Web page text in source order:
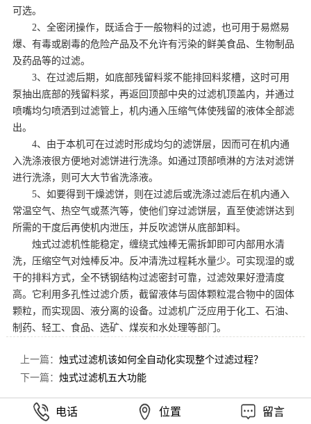
可选。
2、全密闭操作，既适合于一般物料的过滤，也可用于易燃易
爆、有毒或剧毒的危险产品及不允许有污染的鲜美食品、生物制品
及药品等的过滤。
3、在过滤后期，如底部残留料浆不能排回料浆槽，这时可用
泵抽出底部的残留料浆，再返回顶部中央的过滤机顶盖内，并通过
喷嘴均匀喷洒到过滤管上，机内通入压缩气体使残留的液体全部滤
出。
4、由于本机可在过滤时形成均匀的滤饼层，因而可在机内通
入洗涤液很方便地对滤饼进行洗涤。如通过顶部喷淋的方法对滤饼
进行洗涤，则可大大节省洗涤液。
5、如要得到干燥滤饼，则在过滤后或洗涤过滤后在机内通入
常温空气、热空气或蒸汽等，使他们穿过滤饼层，直至使滤饼达到
所需的干度后再使机内泄压，并反吹滤饼从底部卸料。
烛式过滤机性能稳定，缠绕式烛棒无需拆卸即可内部用水清
洗，压缩空气对烛棒反冲。反冲清洗过程耗水量少。可实现湿的或
干的排料方式，全不锈钢结构过滤密封可靠，过滤效果好澄清度
高。它利用多孔性过滤介质，截留液体与固体颗粒混合物中的固体
颗粒，而实现固、液分离的设备。过滤机广泛应用于化工、石油、
制药、轻工、食品、选矿、煤炭和水处理等部门。
上一篇： 烛式过滤机该如何全自动化实现整个过滤过程？
下一篇： 烛式过滤机五大功能
电话 位置 留言